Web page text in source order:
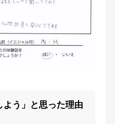
よう」と思った理由